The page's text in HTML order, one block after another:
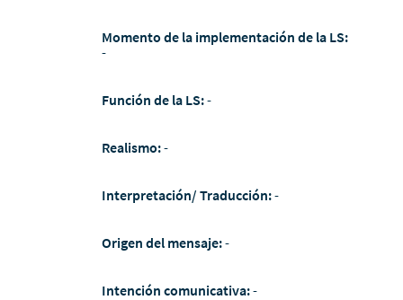
Momento de la implementación de la LS:
-
Función de la LS:-
Realismo:-
Interpretación/ Traducción:-
Origen del mensaje:-
Intención comunicativa:-